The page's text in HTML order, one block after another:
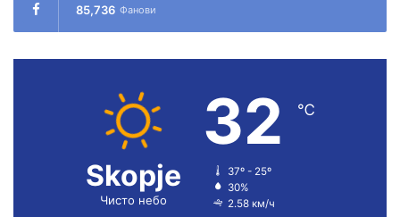
85,736 Фанови
Skopje
Чисто небо
32 ℃
37º - 25º
30%
2.58 км/ч